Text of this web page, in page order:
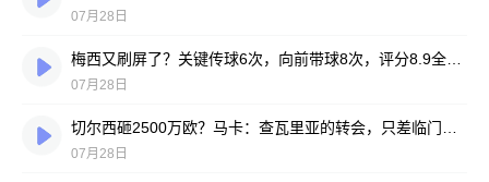
07月28日
07月28日
07月28日